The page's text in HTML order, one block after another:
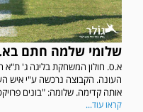
שלומי שלמה חתם
א.ס. חולון המשחקת בליגה ג'
העונה. הקבוצה נרכשה ע"י איש
אותה קדימה. שלומה: "בונים
קראו עוד...